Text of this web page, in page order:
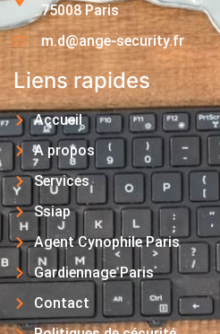
75008 Paris
m.d@ange-security.fr
Liens rapides
Accueil
A propos
Services
Ssiap
Agent Cynophile Paris
Gardiennage Paris
Contact